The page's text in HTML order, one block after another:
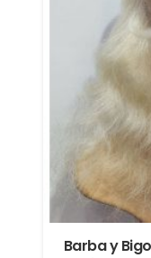
Barba y